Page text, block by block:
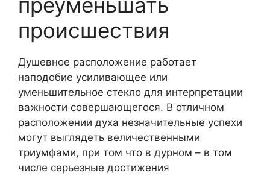
происшествия
Душевное расположение работает
наподобие усиливающее или
уменьшительное стекло для интерпретации
важности совершающегося. В отличном
расположении духа незначительные успехи
могут выглядеть величественными
триумфами, при том что в дурном – в том
числе серьезные достижения